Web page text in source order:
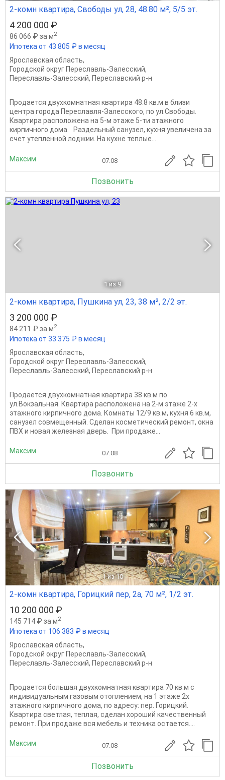
2-комн квартира, Свободы ул, 28, 48.80 м², 5/5 эт.
4 200 000 ₽
86 066 ₽ за м2
Ипотека от 43 805 ₽ в месяц
Ярославская область,
Городской округ Переславль-Залесский,
Переславль-Залесский, Переславский р-н
Продается двухкомнатная квартира 48.8 кв.м в близи
центра города Переславля-Залесского, по ул.Свободы.
Квартира расположена на 5-м этаже 5-ти этажного
кирпичного дома. Раздельный санузел, кухня увеличена за
счет утепленной лоджии. На кухне теплые...
Максим 07.08
Позвонить
1 из 9
2-комн квартира, Пушкина ул, 23, 38 м², 2/2 эт.
3 200 000 ₽
84 211 ₽ за м2
Ипотека от 33 375 ₽ в месяц
Ярославская область,
Городской округ Переславль-Залесский,
Переславль-Залесский, Переславский р-н
Продается двухкомнатная квартира 38 кв.м по
ул.Вокзальная. Квартира расположена на 2-м этаже 2-х
этажного кирпичного дома. Комнаты 12/9 кв.м, кухня 6 кв.м,
санузел совмещенный. Сделан косметический ремонт, окна
ПВХ и новая железная дверь. При продаже...
Максим 07.08
Позвонить
1 из 10
2-комн квартира, Горицкий пер, 2а, 70 м², 1/2 эт.
10 200 000 ₽
145 714 ₽ за м2
Ипотека от 106 383 ₽ в месяц
Ярославская область,
Городской округ Переславль-Залесский,
Переславль-Залесский, Переславский р-н
Продается большая двухкомнатная квартира 70 кв.м с
индивидуальным газовым отоплением, на 1 этаже 2х
этажного кирпичного дома, по адресу: пер. Горицкий.
Квартира светлая, теплая, сделан хороший качественный
ремонт. При продаже вся мебель и техника остается....
Максим 07.08
Позвонить